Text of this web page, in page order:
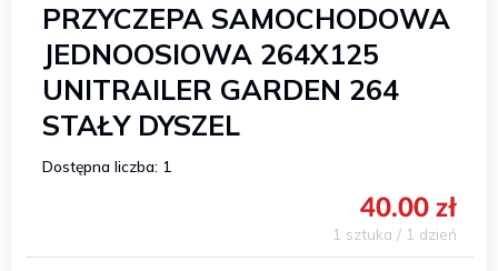
PRZYCZEPA SAMOCHODOWA
JEDNOOSIOWA 264X125
UNITRAILER GARDEN 264
STAŁY DYSZEL
Dostępna liczba: 1
40.00 zł
1 sztuka / 1 dzień